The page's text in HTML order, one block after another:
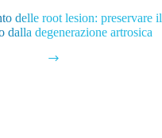
delle root lesion: preservare il
dalla degenerazione artrosica